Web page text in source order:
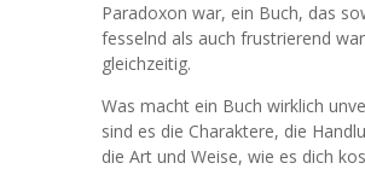
Paradoxon war, ein Buch, das
fesselnd als auch frustrierend
gleichzeitig.
Was macht ein Buch wirklich
sind es die Charaktere, die
die Art und Weise, wie es dich